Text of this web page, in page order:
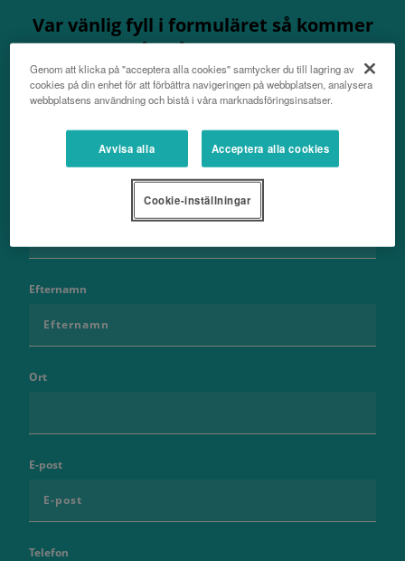
Var vänlig fyll i formuläret så kommer
en expert från vårt team att kontakta
dig så snart som möjligt.
Efternamn
Ort
E-post
Telefon
Genom att klicka på "acceptera alla cookies" samtycker du till lagring av
cookies på din enhet för att förbättra navigeringen på webbplatsen, analysera
webbplatsens användning och bistå i våra marknadsföringsinsatser.
Avvisa alla Acceptera alla cookies
Cookie-inställningar